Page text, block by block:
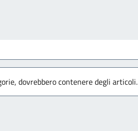
dovrebbero contenere degli articoli.